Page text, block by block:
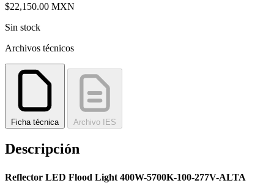
$22,150.00 MXN
Sin stock
Archivos técnicos
Ficha técnica Archivo IES
Descripción
Reflector LED Flood Light 400W-5700K-100-277V-ALTA